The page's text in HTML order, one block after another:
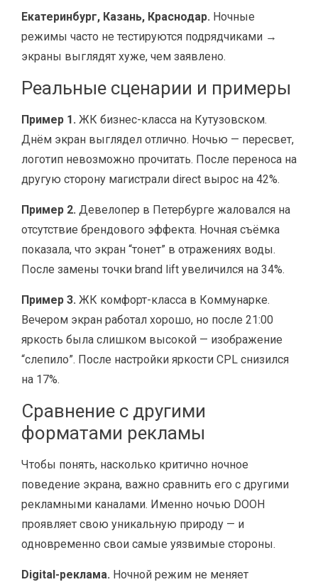
Екатеринбург, Казань, Краснодар. Ночные
режимы часто не тестируются подрядчиками →
экраны выглядят хуже, чем заявлено.
Реальные сценарии и примеры
Пример 1. ЖК бизнес-класса на Кутузовском.
Днём экран выглядел отлично. Ночью — пересвет,
логотип невозможно прочитать. После переноса на
другую сторону магистрали direct вырос на 42%.
Пример 2. Девелопер в Петербурге жаловался на
отсутствие брендового эффекта. Ночная съёмка
показала, что экран “тонет” в отражениях воды.
После замены точки brand lift увеличился на 34%.
Пример 3. ЖК комфорт-класса в Коммунарке.
Вечером экран работал хорошо, но после 21:00
яркость была слишком высокой — изображение
“слепило”. После настройки яркости CPL снизился
на 17%.
Сравнение с другими
форматами рекламы
Чтобы понять, насколько критично ночное
поведение экрана, важно сравнить его с другими
рекламными каналами. Именно ночью DOOH
проявляет свою уникальную природу — и
одновременно свои самые уязвимые стороны.
Digital-реклама. Ночной режим не меняет